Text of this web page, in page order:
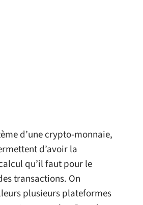
d’une crypto-monnaie,
d’avoir la
qu’il faut pour le
transactions. On
plusieurs plateformes